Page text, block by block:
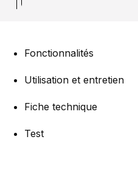
Fonctionnalités
Utilisation et entretien
Fiche technique
Test